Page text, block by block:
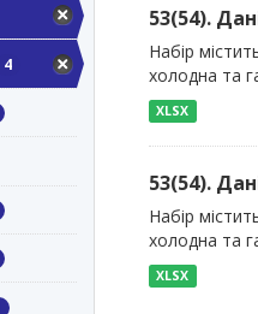
4
53(54).
Набір
холодна та
XLSX
53(54).
Набір
холодна та
XLSX